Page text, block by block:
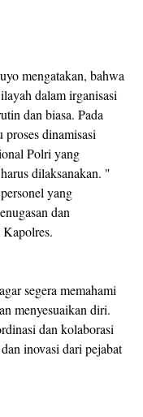
mengatakan, bahwa
dalam irganisasi
dan biasa. Pada
proses dinamisasi
Polri yang
dilaksanakan. "
yang
dan
segera memahami
menyesuaikan diri.
dan kolaborasi
inovasi dari pejabat